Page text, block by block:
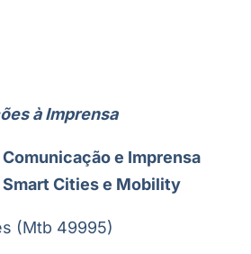
à Imprensa
e Imprensa
Cities e Mobility
(Mtb 49995)